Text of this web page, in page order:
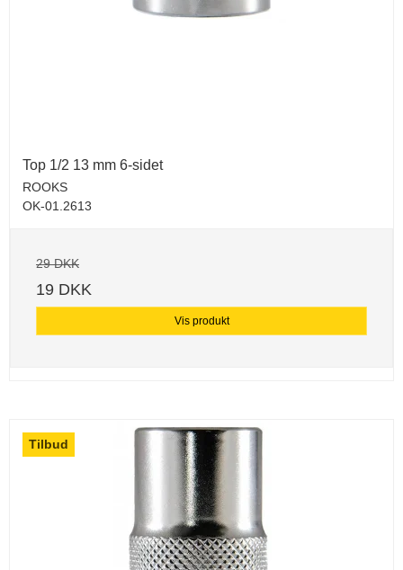
Top 1/2 13 mm 6-sidet
ROOKS
OK-01.2613
29 DKK
19 DKK
Vis produkt
Tilbud